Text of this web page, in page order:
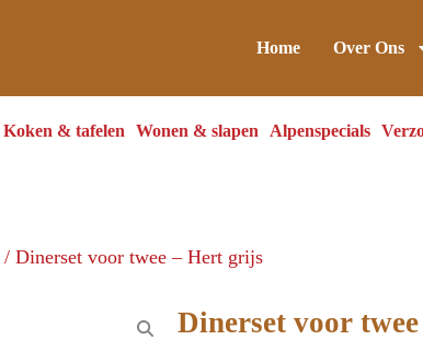
Home Over Ons
Koken & tafelen Wonen & slapen Alpenspecials
/ Dinerset voor twee – Hert grijs
Dinerset voor